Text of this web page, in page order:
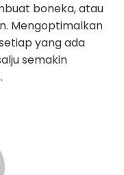
boneka, atau
Mengoptimalkan
yang ada
semakin